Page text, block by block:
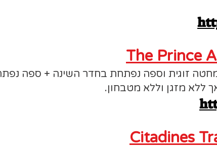
The Prince
זוגית וספה נפתחת בחדר השינה + ספה
ללא מזגן וללא מטבחון.
Citadines